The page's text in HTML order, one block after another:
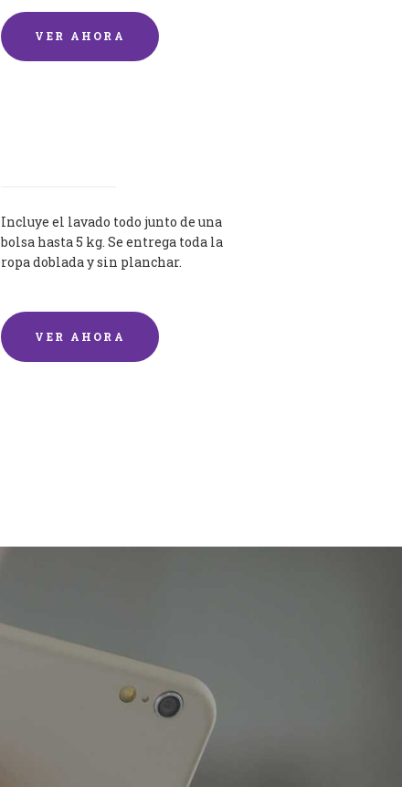
VER AHORA
Incluye el lavado todo junto de una
bolsa hasta 5 kg. Se entrega toda la
ropa doblada y sin planchar.
VER AHORA